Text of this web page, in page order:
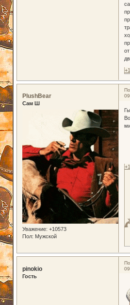
+1
PlushBear
Сам Ш
Уважение: +10573
Пол: Мужской
+1
pinokio
Гость